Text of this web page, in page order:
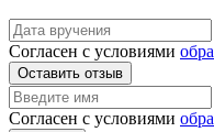
Согласен с условиями
Согласен с условиями